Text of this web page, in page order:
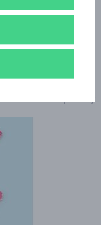
Od nejlevnějšího